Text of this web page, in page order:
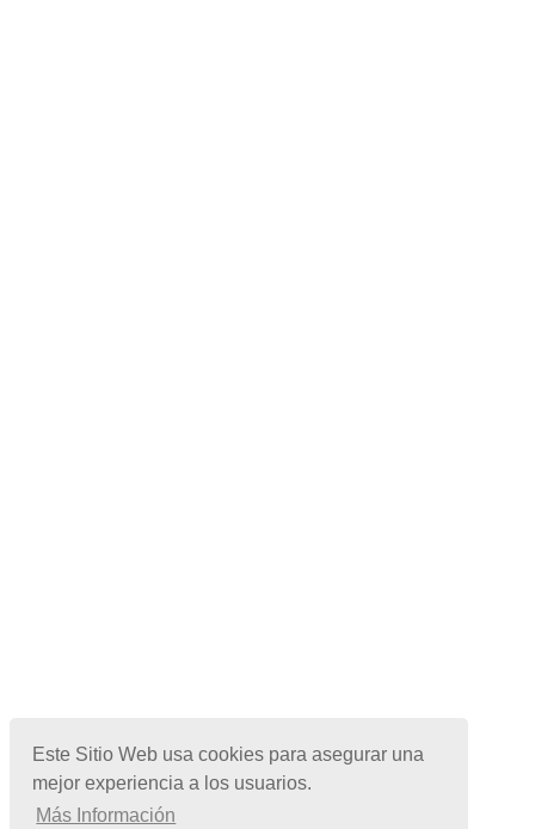
Este Sitio Web usa cookies para asegurar una
mejor experiencia a los usuarios.
Más Información